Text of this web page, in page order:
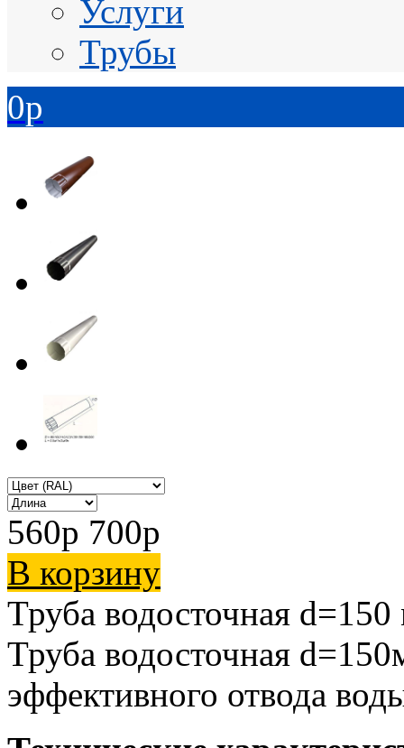
Услуги
Трубы
0p
560p 700p
В корзину
Труба водосточная
Труба водосточная
эффективного отвода